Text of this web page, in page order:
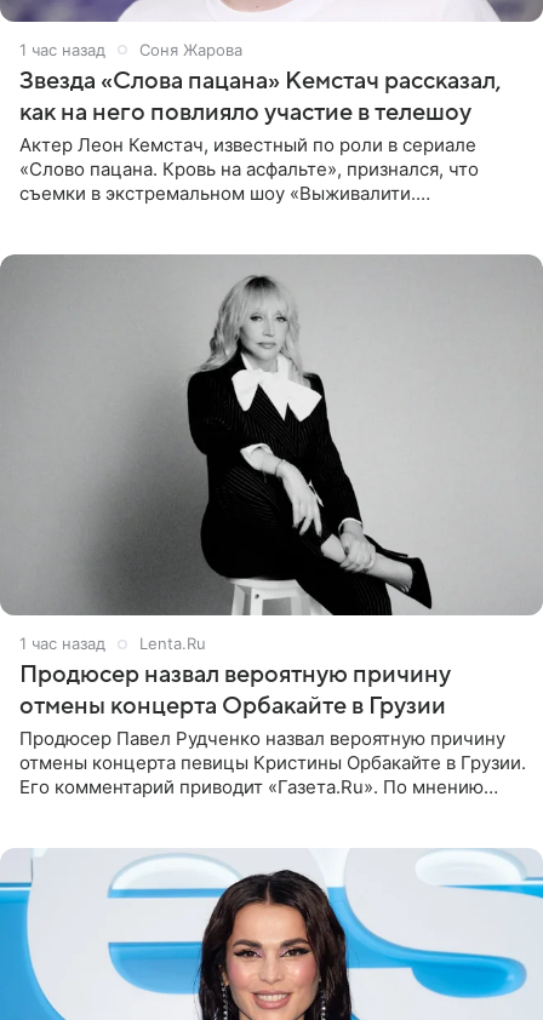
1 час назад Соня Жарова
Звезда «Слова пацана» Кемстач рассказал,
как на него повлияло участие в телешоу
Актер Леон Кемстач, известный по роли в сериале
«Слово пацана. Кровь на асфальте», признался, что
съемки в экстремальном шоу «Выживалити.
1 час назад Lenta.Ru
Продюсер назвал вероятную причину
отмены концерта Орбакайте в Грузии
Продюсер Павел Рудченко назвал вероятную причину
отмены концерта певицы Кристины Орбакайте в Грузии.
Его комментарий приводит «Газета.Ru». По мнению